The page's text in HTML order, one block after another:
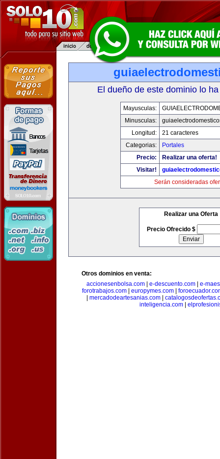
El dueño de este dominio lo
Mayusculas:
Minusculas:
Longitud:
21 caracteres
Categorias:
Portales
Precio:
Realizar una oferta!
Visitar!
Serán consideradas
Realizar una Oferta
Precio Ofrecido $
Otros dominios en venta:
accionesenbolsa.com| e-descuento.com| e-
forotrabajos.com| europymes.com|
mercadodeartesanias.com
inteligencia.com